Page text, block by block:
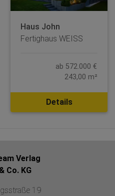
Haus John
Fertighaus WEISS
ab 572.000 €
243,00 m²
Details
Verlag
Co. KG
19